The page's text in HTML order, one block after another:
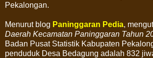
Pekalongan.
Menurut blog Paninggaran Pedia,
Daerah Kecamatan Paninggaran Tahun
Badan Pusat Statistik Kabupaten
penduduk Desa Bedagung adalah 832